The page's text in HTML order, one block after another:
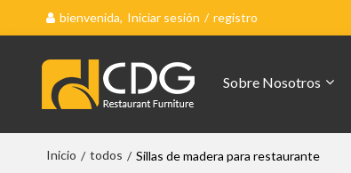
bienvenida, Iniciar sesión / registro
Sobre Nosotros
Inicio / todos / Sillas de madera para restaurante